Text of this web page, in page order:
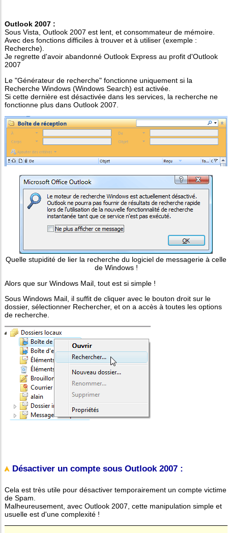
Outlook 2007 :
Sous Vista, Outlook 2007 est lent, et consommateur de mémoire.
Avec des fonctions difficiles à trouver et à utiliser (exemple :
Recherche).
Je regrette d'avoir abandonné Outlook Express au profit d'Outlook
2007
Le "Générateur de recherche" fonctionne uniquement si la
Recherche Windows (Windows Search) est activée.
Si cette dernière est désactivée dans les services, la recherche ne
fonctionne plus dans Outlook 2007.
Quelle stupidité de lier la recherche du logiciel de messagerie à celle
de Windows !
Alors que sur Windows Mail, tout est si simple !
Sous Windows Mail, il suffit de cliquer avec le bouton droit sur le
dossier, sélectionner Rechercher, et on a accès à toutes les options
de recherche.
Désactiver un compte sous Outlook 2007 :
Cela est très utile pour désactiver temporairement un compte victime
de Spam.
Malheureusement, avec Outlook 2007, cette manipulation simple et
usuelle est d'une complexité !